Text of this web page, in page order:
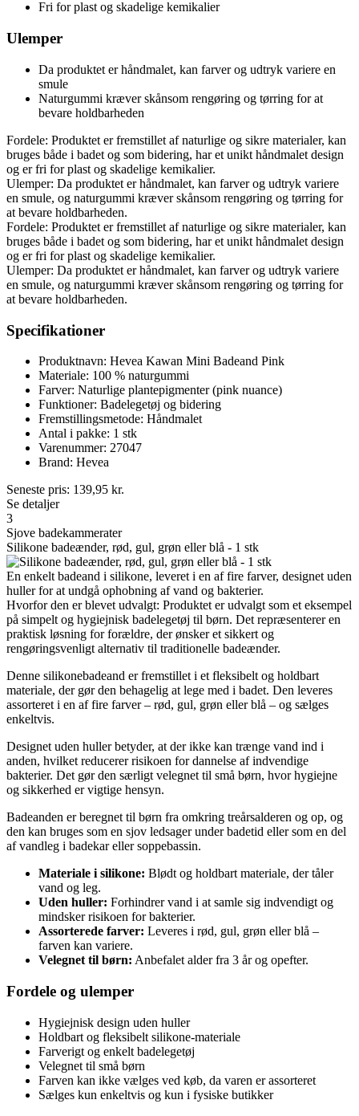
Fri for plast og skadelige kemikalier
Ulemper
Da produktet er håndmalet, kan farver og udtryk variere en
smule
Naturgummi kræver skånsom rengøring og tørring for at
bevare holdbarheden
Fordele: Produktet er fremstillet af naturlige og sikre materialer, kan
bruges både i badet og som bidering, har et unikt håndmalet design
og er fri for plast og skadelige kemikalier.
Ulemper: Da produktet er håndmalet, kan farver og udtryk variere
en smule, og naturgummi kræver skånsom rengøring og tørring for
at bevare holdbarheden.
Fordele: Produktet er fremstillet af naturlige og sikre materialer, kan
bruges både i badet og som bidering, har et unikt håndmalet design
og er fri for plast og skadelige kemikalier.
Ulemper: Da produktet er håndmalet, kan farver og udtryk variere
en smule, og naturgummi kræver skånsom rengøring og tørring for
at bevare holdbarheden.
Specifikationer
Produktnavn: Hevea Kawan Mini Badeand Pink
Materiale: 100 % naturgummi
Farver: Naturlige plantepigmenter (pink nuance)
Funktioner: Badelegetøj og bidering
Fremstillingsmetode: Håndmalet
Antal i pakke: 1 stk
Varenummer: 27047
Brand: Hevea
Seneste pris: 139,95 kr.
Se detaljer
3
Sjove badekammerater
Silikone badeænder, rød, gul, grøn eller blå - 1 stk
En enkelt badeand i silikone, leveret i en af fire farver, designet uden
huller for at undgå ophobning af vand og bakterier.
Hvorfor den er blevet udvalgt: Produktet er udvalgt som et eksempel
på simpelt og hygiejnisk badelegetøj til børn. Det repræsenterer en
praktisk løsning for forældre, der ønsker et sikkert og
rengøringsvenligt alternativ til traditionelle badeænder.
Denne silikonebadeand er fremstillet i et fleksibelt og holdbart
materiale, der gør den behagelig at lege med i badet. Den leveres
assorteret i en af fire farver – rød, gul, grøn eller blå – og sælges
enkeltvis.
Designet uden huller betyder, at der ikke kan trænge vand ind i
anden, hvilket reducerer risikoen for dannelse af indvendige
bakterier. Det gør den særligt velegnet til små børn, hvor hygiejne
og sikkerhed er vigtige hensyn.
Badeanden er beregnet til børn fra omkring treårsalderen og op, og
den kan bruges som en sjov ledsager under badetid eller som en del
af vandleg i badekar eller soppebassin.
Materiale i silikone: Blødt og holdbart materiale, der tåler
vand og leg.
Uden huller: Forhindrer vand i at samle sig indvendigt og
mindsker risikoen for bakterier.
Assorterede farver: Leveres i rød, gul, grøn eller blå –
farven kan variere.
Velegnet til børn: Anbefalet alder fra 3 år og opefter.
Fordele og ulemper
Hygiejnisk design uden huller
Holdbart og fleksibelt silikone-materiale
Farverigt og enkelt badelegetøj
Velegnet til små børn
Farven kan ikke vælges ved køb, da varen er assorteret
Sælges kun enkeltvis og kun i fysiske butikker